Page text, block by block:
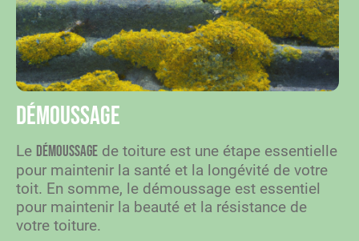
Démoussage
Le démoussage de toiture est une étape essentielle
pour maintenir la santé et la longévité de votre
toit. En somme, le démoussage est essentiel
pour maintenir la beauté et la résistance de
votre toiture.